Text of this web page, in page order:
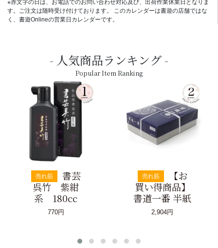
※赤文字の日は、お電話でのお問い合わせ対応及び、出荷作業休業日となりま
す。ご注文は随時受け付けております。 このカレンダーは書遊の店舗ではな
く、書遊Onlineの営業日カレンダーです。
人気商品ランキング
Popular Item Ranking
売れ筋
書芸
呉竹 紫紺
系 180cc
770円
売れ筋
【お
買い得商品】
書道一番 半紙
2,904円